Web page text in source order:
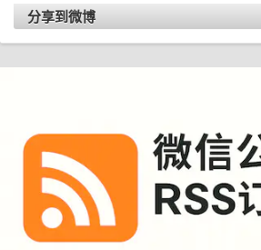
分享到微博